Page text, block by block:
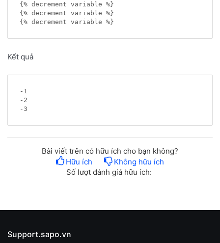
{% decrement variable %}
{% decrement variable %}
Kết quả
-1
-2
Bài viết trên có hữu ích cho bạn không?
Hữu ích
Không hữu ích
Số lượt đánh giá hữu ích:
Support.sapo.vn